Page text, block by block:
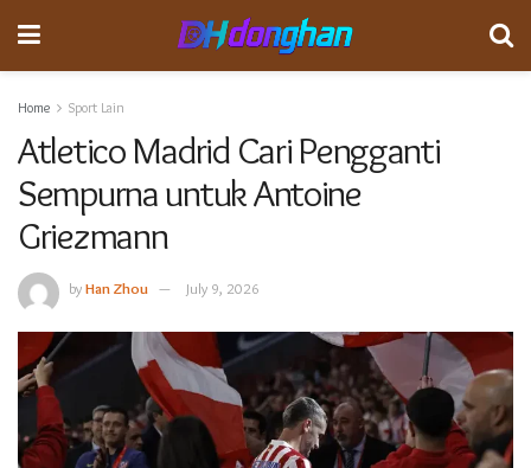
Home Sport Lain
Atletico Madrid Cari Pengganti
Sempurna untuk Antoine
Griezmann
byHan Zhou July 9, 2026